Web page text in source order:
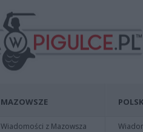
MAZOWSZE
Wiadomości z Mazowsza